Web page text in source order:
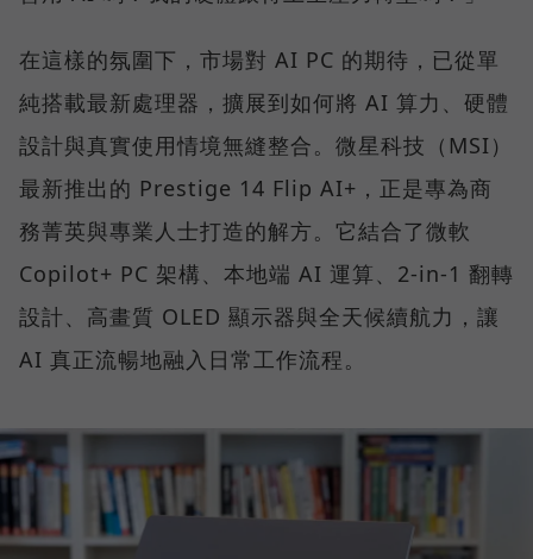
在這樣的氛圍下，市場對 AI PC 的期待，已從單
純搭載最新處理器，擴展到如何將 AI 算力、硬體
設計與真實使用情境無縫整合。微星科技（MSI）
最新推出的 Prestige 14 Flip AI+，正是專為商
務菁英與專業人士打造的解方。它結合了微軟
Copilot+ PC 架構、本地端 AI 運算、2-in-1 翻轉
設計、高畫質 OLED 顯示器與全天候續航力，讓
AI 真正流暢地融入日常工作流程。